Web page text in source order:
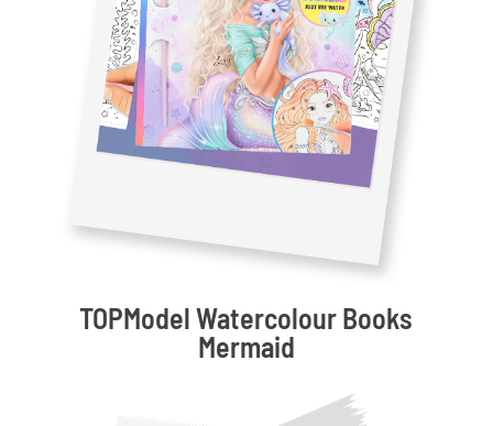
TOPModel Watercolour Books
Mermaid